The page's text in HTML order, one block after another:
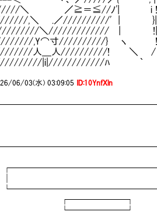
／≧＝≦//ﾉ'| i
.／//////////' | }|
＼///////////// |
,Y⌒寸//////////} ヽ
人//////////! ＼ /
|i|////////////ﾊ ｀
06/03(水) 03:09:05 ID:10YnfXln